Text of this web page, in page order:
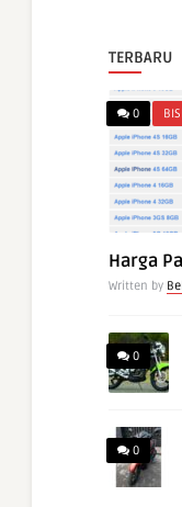
TERBARU
0
Harga
Written by
0
0